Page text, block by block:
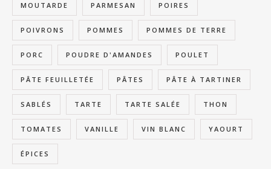
MOUTARDE PARMESAN POIRES
POIVRONS POMMES POMMES DE TERRE
PORC POUDRE D'AMANDES POULET
PÂTE FEUILLETÉE PÂTES PÂTE À TARTINER
SABLÉS TARTE TARTE SALÉE THON
TOMATES VANILLE VIN BLANC YAOURT
ÉPICES